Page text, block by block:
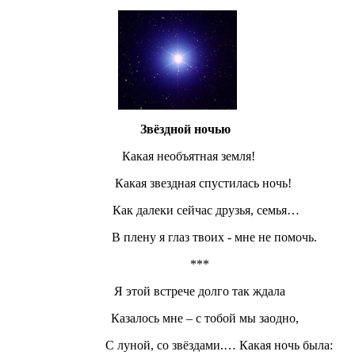
Звёздной ночью
Какая необъятная земля!
Какая звездная спустилась ночь!
Как далеки сейчас друзья, семья…
В плену я глаз твоих - мне не помочь.
***
Я этой встрече долго так ждала
Казалось мне – с тобой мы заодно,
С луной, со звёздами.… Какая ночь была: